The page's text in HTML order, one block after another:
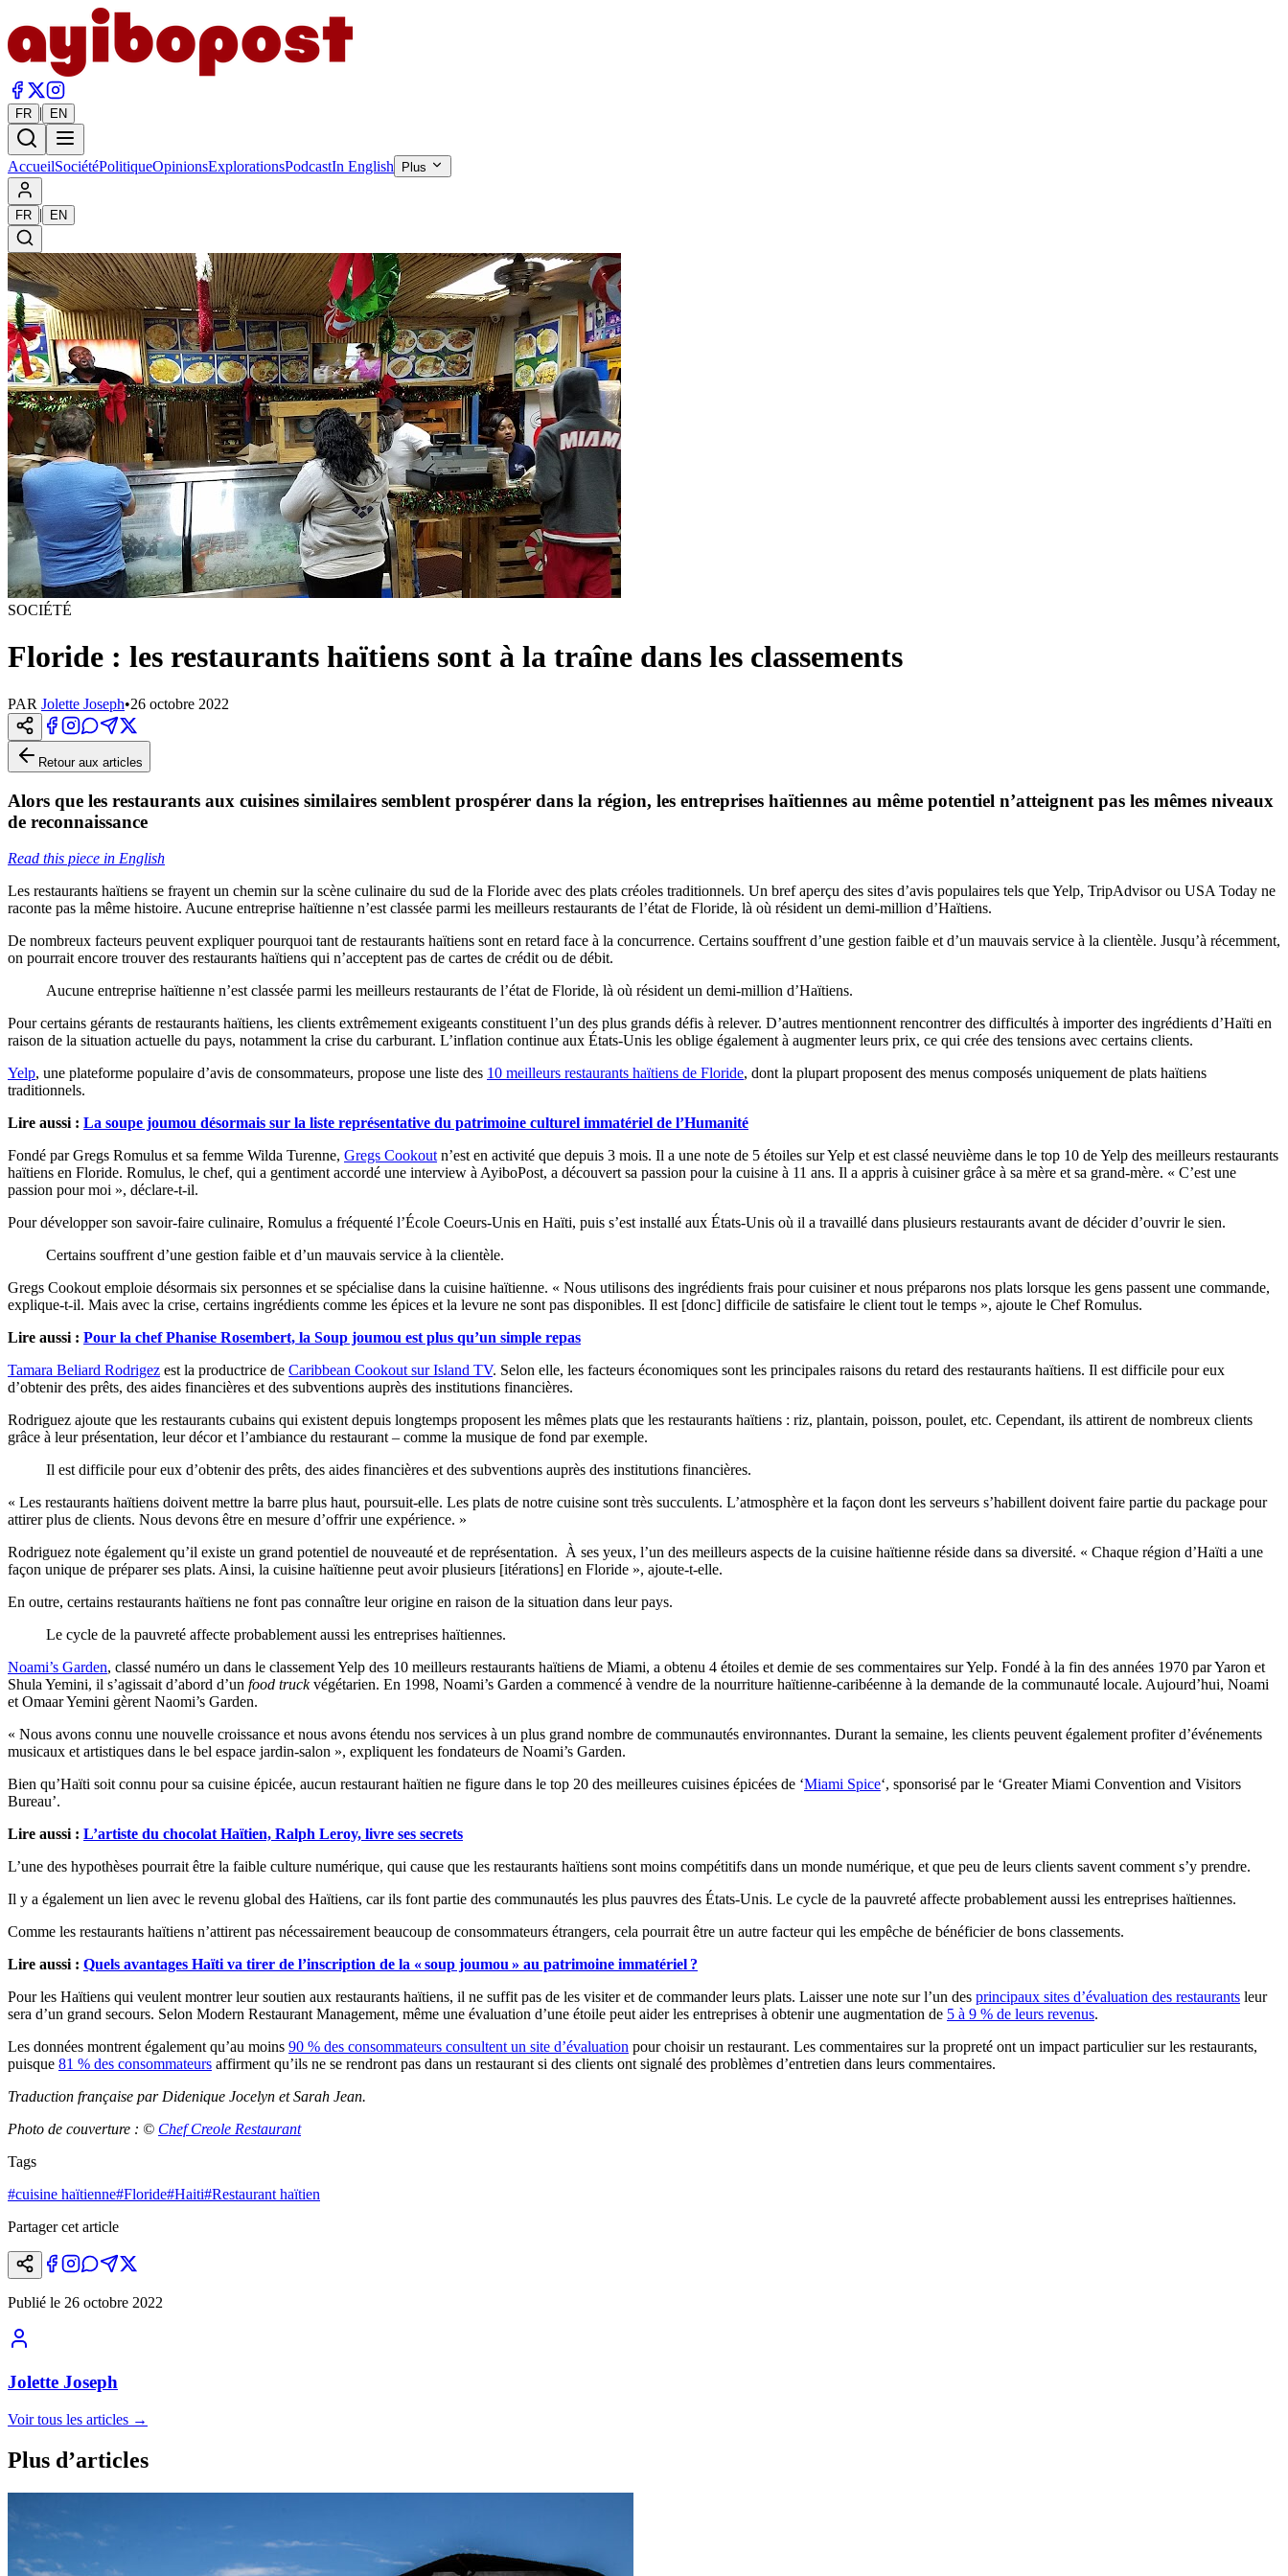
FR | EN
AccueilSociétéPolitiqueOpinionsExplorationsPodcastIn English Plus
FR | EN
SOCIÉTÉ
Floride : les restaurants haïtiens sont à la traîne dans les classements
PAR Jolette Joseph•26 octobre 2022
Retour aux articles
Alors que les restaurants aux cuisines similaires semblent prospérer dans la région, les entreprises haïtiennes au même potentiel n’atteignent pas les mêmes niveaux
de reconnaissance
Read this piece in English
Les restaurants haïtiens se frayent un chemin sur la scène culinaire du sud de la Floride avec des plats créoles traditionnels. Un bref aperçu des sites d’avis populaires tels que Yelp, TripAdvisor ou USA Today ne
raconte pas la même histoire. Aucune entreprise haïtienne n’est classée parmi les meilleurs restaurants de l’état de Floride, là où résident un demi-million d’Haïtiens.
De nombreux facteurs peuvent expliquer pourquoi tant de restaurants haïtiens sont en retard face à la concurrence. Certains souffrent d’une gestion faible et d’un mauvais service à la clientèle. Jusqu’à récemment,
on pourrait encore trouver des restaurants haïtiens qui n’acceptent pas de cartes de crédit ou de débit.
Aucune entreprise haïtienne n’est classée parmi les meilleurs restaurants de l’état de Floride, là où résident un demi-million d’Haïtiens.
Pour certains gérants de restaurants haïtiens, les clients extrêmement exigeants constituent l’un des plus grands défis à relever. D’autres mentionnent rencontrer des difficultés à importer des ingrédients d’Haïti en
raison de la situation actuelle du pays, notamment la crise du carburant. L’inflation continue aux États-Unis les oblige également à augmenter leurs prix, ce qui crée des tensions avec certains clients.
Yelp, une plateforme populaire d’avis de consommateurs, propose une liste des 10 meilleurs restaurants haïtiens de Floride, dont la plupart proposent des menus composés uniquement de plats haïtiens
traditionnels.
Lire aussi : La soupe joumou désormais sur la liste représentative du patrimoine culturel immatériel de l’Humanité
Fondé par Gregs Romulus et sa femme Wilda Turenne, Gregs Cookout n’est en activité que depuis 3 mois. Il a une note de 5 étoiles sur Yelp et est classé neuvième dans le top 10 de Yelp des meilleurs restaurants
haïtiens en Floride. Romulus, le chef, qui a gentiment accordé une interview à AyiboPost, a découvert sa passion pour la cuisine à 11 ans. Il a appris à cuisiner grâce à sa mère et sa grand-mère. « C’est une
passion pour moi », déclare-t-il.
Pour développer son savoir-faire culinaire, Romulus a fréquenté l’École Coeurs-Unis en Haïti, puis s’est installé aux États-Unis où il a travaillé dans plusieurs restaurants avant de décider d’ouvrir le sien.
Certains souffrent d’une gestion faible et d’un mauvais service à la clientèle.
Gregs Cookout emploie désormais six personnes et se spécialise dans la cuisine haïtienne. « Nous utilisons des ingrédients frais pour cuisiner et nous préparons nos plats lorsque les gens passent une commande,
explique-t-il. Mais avec la crise, certains ingrédients comme les épices et la levure ne sont pas disponibles. Il est [donc] difficile de satisfaire le client tout le temps », ajoute le Chef Romulus.
Lire aussi : Pour la chef Phanise Rosembert, la Soup joumou est plus qu’un simple repas
Tamara Beliard Rodrigez est la productrice de Caribbean Cookout sur Island TV. Selon elle, les facteurs économiques sont les principales raisons du retard des restaurants haïtiens. Il est difficile pour eux
d’obtenir des prêts, des aides financières et des subventions auprès des institutions financières.
Rodriguez ajoute que les restaurants cubains qui existent depuis longtemps proposent les mêmes plats que les restaurants haïtiens : riz, plantain, poisson, poulet, etc. Cependant, ils attirent de nombreux clients
grâce à leur présentation, leur décor et l’ambiance du restaurant – comme la musique de fond par exemple.
Il est difficile pour eux d’obtenir des prêts, des aides financières et des subventions auprès des institutions financières.
« Les restaurants haïtiens doivent mettre la barre plus haut, poursuit-elle. Les plats de notre cuisine sont très succulents. L’atmosphère et la façon dont les serveurs s’habillent doivent faire partie du package pour
attirer plus de clients. Nous devons être en mesure d’offrir une expérience. »
Rodriguez note également qu’il existe un grand potentiel de nouveauté et de représentation. À ses yeux, l’un des meilleurs aspects de la cuisine haïtienne réside dans sa diversité. « Chaque région d’Haïti a une
façon unique de préparer ses plats. Ainsi, la cuisine haïtienne peut avoir plusieurs [itérations] en Floride », ajoute-t-elle.
En outre, certains restaurants haïtiens ne font pas connaître leur origine en raison de la situation dans leur pays.
Le cycle de la pauvreté affecte probablement aussi les entreprises haïtiennes.
Noami’s Garden, classé numéro un dans le classement Yelp des 10 meilleurs restaurants haïtiens de Miami, a obtenu 4 étoiles et demie de ses commentaires sur Yelp. Fondé à la fin des années 1970 par Yaron et
Shula Yemini, il s’agissait d’abord d’un food truckvégétarien. En 1998, Noami’s Garden a commencé à vendre de la nourriture haïtienne-caribéenne à la demande de la communauté locale. Aujourd’hui, Noami
et Omaar Yemini gèrent Naomi’s Garden.
« Nous avons connu une nouvelle croissance et nous avons étendu nos services à un plus grand nombre de communautés environnantes. Durant la semaine, les clients peuvent également profiter d’événements
musicaux et artistiques dans le bel espace jardin-salon », expliquent les fondateurs de Noami’s Garden.
Bien qu’Haïti soit connu pour sa cuisine épicée, aucun restaurant haïtien ne figure dans le top 20 des meilleures cuisines épicées de ‘Miami Spice‘, sponsorisé par le ‘Greater Miami Convention and Visitors
Bureau’.
Lire aussi : L’artiste du chocolat Haïtien, Ralph Leroy, livre ses secrets
L’une des hypothèses pourrait être la faible culture numérique, qui cause que les restaurants haïtiens sont moins compétitifs dans un monde numérique, et que peu de leurs clients savent comment s’y prendre.
Il y a également un lien avec le revenu global des Haïtiens, car ils font partie des communautés les plus pauvres des États-Unis. Le cycle de la pauvreté affecte probablement aussi les entreprises haïtiennes.
Comme les restaurants haïtiens n’attirent pas nécessairement beaucoup de consommateurs étrangers, cela pourrait être un autre facteur qui les empêche de bénéficier de bons classements.
Lire aussi : Quels avantages Haïti va tirer de l’inscription de la « soup joumou » au patrimoine immatériel ?
Pour les Haïtiens qui veulent montrer leur soutien aux restaurants haïtiens, il ne suffit pas de les visiter et de commander leurs plats. Laisser une note sur l’un des principaux sites d’évaluation des restaurants leur
sera d’un grand secours. Selon Modern Restaurant Management, même une évaluation d’une étoile peut aider les entreprises à obtenir une augmentation de 5 à 9 % de leurs revenus.
Les données montrent également qu’au moins 90 % des consommateurs consultent un site d’évaluation pour choisir un restaurant. Les commentaires sur la propreté ont un impact particulier sur les restaurants,
puisque 81 % des consommateurs affirment qu’ils ne se rendront pas dans un restaurant si des clients ont signalé des problèmes d’entretien dans leurs commentaires.
Traduction française par Didenique Jocelyn et Sarah Jean.
Photo de couverture : © Chef Creole Restaurant
Tags
#cuisine haïtienne#Floride#Haiti#Restaurant haïtien
Partager cet article
Publié le 26 octobre 2022
Jolette Joseph
Voir tous les articles →
Plus d’articles